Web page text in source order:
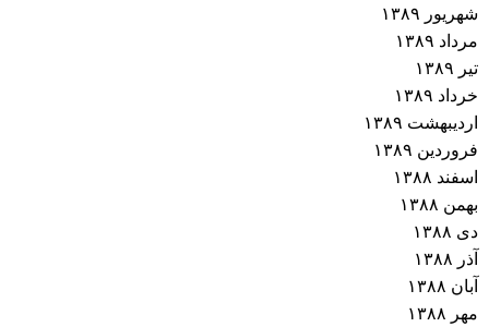
شهریور ۱۳۸۹
مرداد ۱۳۸۹
تیر ۱۳۸۹
خرداد ۱۳۸۹
اردیبهشت ۱۳۸۹
فروردین ۱۳۸۹
اسفند ۱۳۸۸
بهمن ۱۳۸۸
دی ۱۳۸۸
آذر ۱۳۸۸
آبان ۱۳۸۸
مهر ۱۳۸۸